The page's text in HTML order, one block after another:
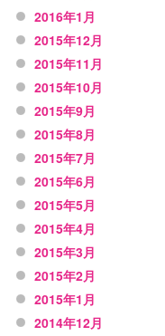
2016年1月
2015年12月
2015年11月
2015年10月
2015年9月
2015年8月
2015年7月
2015年6月
2015年5月
2015年4月
2015年3月
2015年2月
2015年1月
2014年12月